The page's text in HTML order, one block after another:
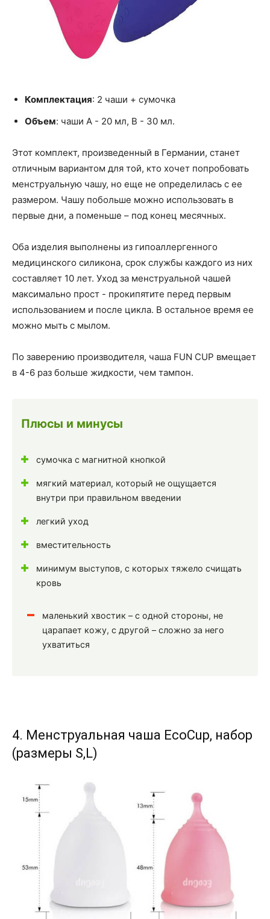
Комплектация: 2 чаши + сумочка
Объем: чаши А - 20 мл, В - 30 мл.
Этот комплект, произведенный в Германии, станет
отличным вариантом для той, кто хочет попробовать
менструальную чашу, но еще не определилась с ее
размером. Чашу побольше можно использовать в
первые дни, а поменьше – под конец месячных.
Оба изделия выполнены из гипоаллергенного
медицинского силикона, срок службы каждого из них
составляет 10 лет. Уход за менструальной чашей
максимально прост - прокипятите перед первым
использованием и после цикла. В остальное время ее
можно мыть с мылом.
По заверению производителя, чаша FUN CUP вмещает
в 4-6 раз больше жидкости, чем тампон.
Плюсы и минусы
сумочка с магнитной кнопкой
мягкий материал, который не ощущается
внутри при правильном введении
легкий уход
вместительность
минимум выступов, с которых тяжело счищать
кровь
маленький хвостик – с одной стороны, не
царапает кожу, с другой – сложно за него
ухватиться
4. Менструальная чаша EcoCup, набор
(размеры S,L)